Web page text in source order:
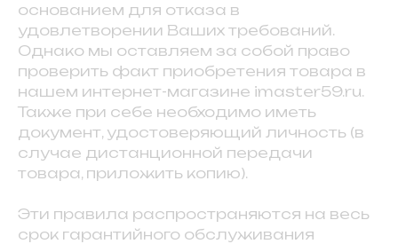
основанием для отказа в
удовлетворении Ваших требований.
Однако мы оставляем за собой право
проверить факт приобретения товара в
нашем интернет-магазине imaster59.ru.
Также при себе необходимо иметь
документ, удостоверяющий личность (в
случае дистанционной передачи
товара, приложить копию).
Эти правила распространяются на весь
срок гарантийного обслуживания